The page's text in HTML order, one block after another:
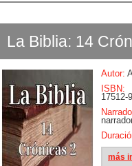
La Biblia: 14
Autor:
ISBN:
17512-
más